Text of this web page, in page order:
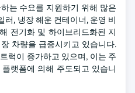
는 수요를 지원하기 위해 많은
러, 냉장 해운 컨테이너, 운영 비
전기화 및 하이브리드화된 지
차량을 급증시키고 있습니다.
럭이 증가하고 있으며, 이는 주
랫폼에 의해 주도되고 있습니